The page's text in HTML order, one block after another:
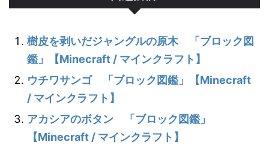
樹皮を剥いだジャングルの原木 「ブロック図
鑑」【Minecraft / マインクラフト】
ウチワサンゴ 「ブロック図鑑」【Minecraft
/ マインクラフト】
アカシアのボタン 「ブロック図鑑」
【Minecraft / マインクラフト】